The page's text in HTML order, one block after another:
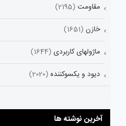
مقاومت (2195)
خازن (1651)
ماژولهای کاربردی (1644)
دیود و یکسوکننده (2020)
آخرین نوشته ها